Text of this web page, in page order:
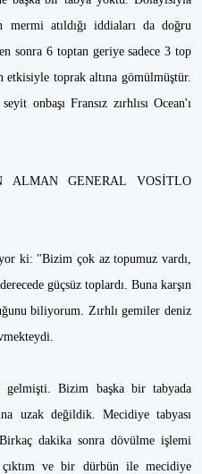
mermi atıldığı iddiaları da doğru
sonra 6 toptan geriye sadece 3 top
etkisiyle toprak altına gömülmüştür.
onbaşı Fransız zırhlısı Ocean'ı
ALMAN GENERAL VOSİTLO
ki: "Bizim çok az topumuz vardı,
güçsüz toplardı. Buna karşın
biliyorum. Zırhlı gemiler deniz
gelmişti. Bizim başka bir tabyada
uzak değildik. Mecidiye tabyası
dakika sonra dövülme işlemi
çıktım ve bir dürbün ile mecidiye